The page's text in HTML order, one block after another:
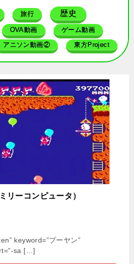
旅行 歴史
OVA動画 ゲーム動画
アニソン動画② 東方Project
リーコンピュータ）
keyword=”プーヤン”
sa […]